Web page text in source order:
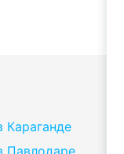
Караганде